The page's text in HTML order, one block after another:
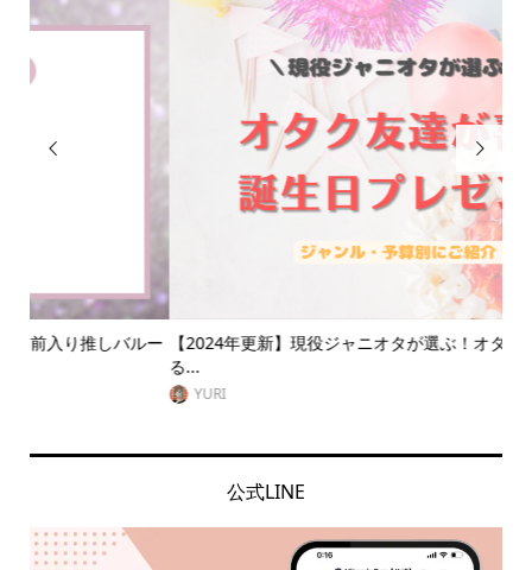

【2024年更新】現役ジャニオタが選ぶ！オタク友達に喜ばれ

公式LINE